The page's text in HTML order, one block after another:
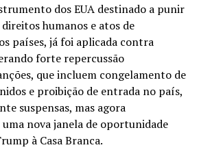
dos EUA destinado a punir
humanos e atos de
países, já foi aplicada contra
forte repercussão
que incluem congelamento de
e proibição de entrada no país,
suspensas, mas agora
nova janela de oportunidade
à Casa Branca.